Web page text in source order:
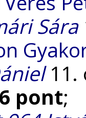
Sára
11.
pont;